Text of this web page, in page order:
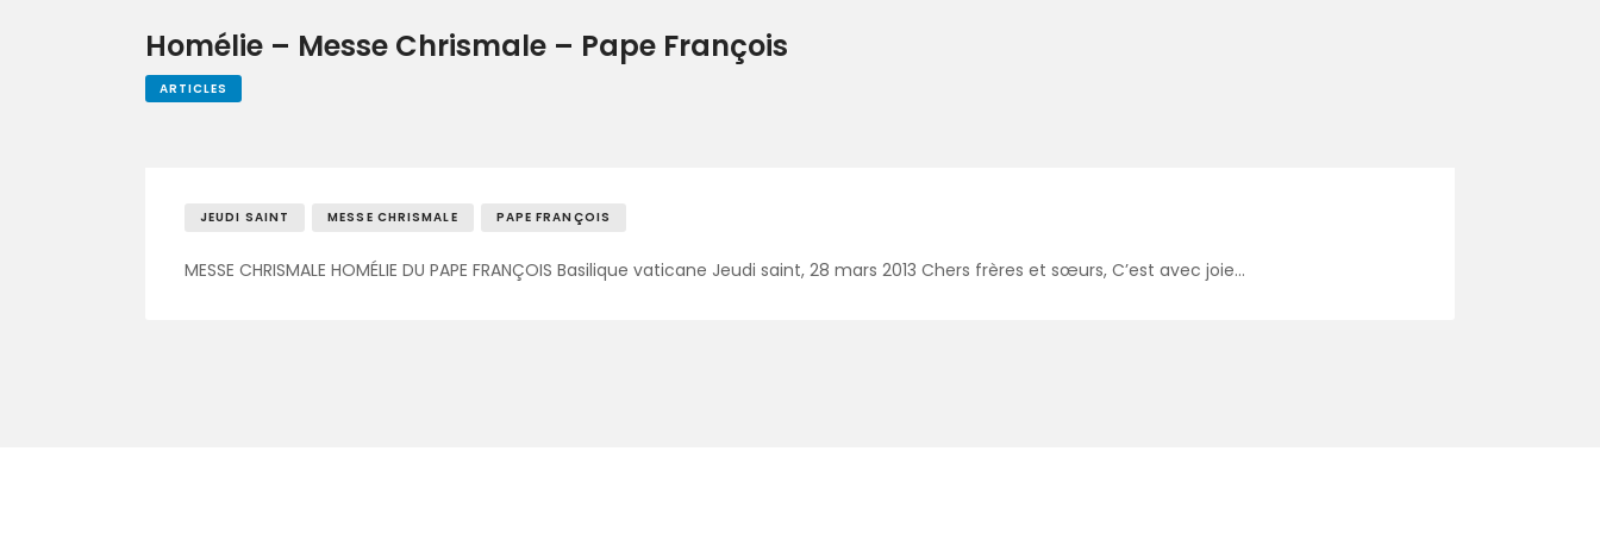
Homélie – Messe Chrismale – Pape François
ARTICLES
JEUDI SAINT MESSE CHRISMALE PAPE FRANÇOIS
MESSE CHRISMALE HOMÉLIE DU PAPE FRANÇOIS Basilique vaticane Jeudi saint, 28 mars 2013 Chers frères et sœurs, C’est avec joie…